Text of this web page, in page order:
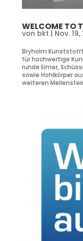
WELCOME TO
von bkt | Nov.
Bryholm
für hochwertige
runde Eimer,
sowie Hohlkörper
weiteren